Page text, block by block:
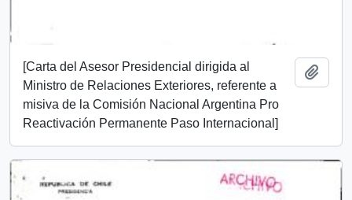
[Carta del Asesor Presidencial dirigida al
Ministro de Relaciones Exteriores, referente a
misiva de la Comisión Nacional Argentina Pro
Reactivación Permanente Paso Internacional]